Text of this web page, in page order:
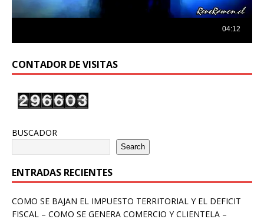
CONTADOR DE VISITAS
BUSCADOR
Search
ENTRADAS RECIENTES
COMO SE BAJAN EL IMPUESTO TERRITORIAL Y EL DEFICIT
FISCAL – COMO SE GENERA COMERCIO Y CLIENTELA –